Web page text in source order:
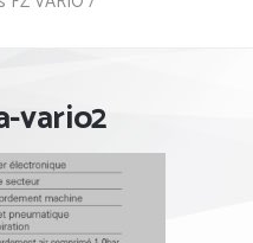
vario2